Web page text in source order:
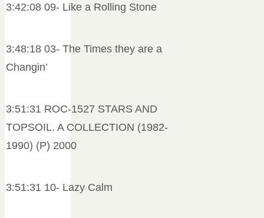
3:42:08 09- Like a Rolling Stone
3:48:18 03- The Times they are a
Changin’
3:51:31 ROC-1527 STARS AND
TOPSOIL. A COLLECTION (1982-
1990) (P) 2000
3:51:31 10- Lazy Calm